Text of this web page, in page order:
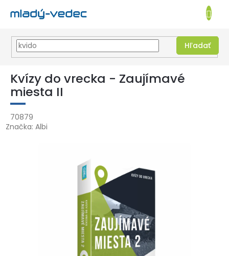
Prejsť
obsah
EUR
Hľadať
KOŠÍK
Kvízy do vrecka - Zaujímavé
miesta II
70879
Značka: Albi